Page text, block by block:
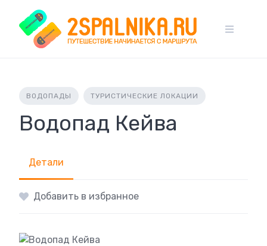
content
ВОДОПАДЫ ТУРИСТИЧЕСКИЕ ЛОКАЦИИ
Водопад Кейва
Детали
Добавить в избранное